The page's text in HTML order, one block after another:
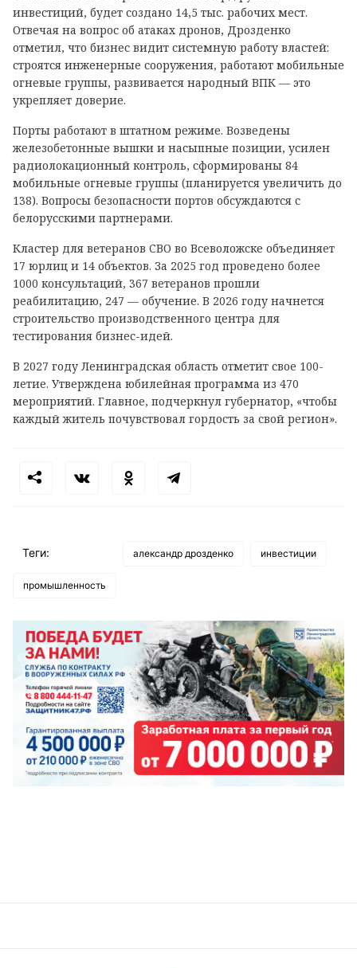
инвестиций, будет создано 14,5 тыс. рабочих мест.
Отвечая на вопрос об атаках дронов, Дрозденко
отметил, что бизнес видит системную работу властей:
строятся инженерные сооружения, работают мобильные
огневые группы, развивается народный ВПК — это
укрепляет доверие.
Порты работают в штатном режиме. Возведены
железобетонные вышки и насыпные позиции, усилен
радиолокационный контроль, сформированы 84
мобильные огневые группы (планируется увеличить до
138). Вопросы безопасности портов обсуждаются с
белорусскими партнерами.
Кластер для ветеранов СВО во Всеволожске объединяет
17 юрлиц и 14 объектов. За 2025 год проведено более
1000 консультаций, 367 ветеранов прошли
реабилитацию, 247 — обучение. В 2026 году начнется
строительство производственного центра для
тестирования бизнес-идей.
В 2027 году Ленинградская область отметит свое 100-
летие. Утверждена юбилейная программа из 470
мероприятий. Главное, подчеркнул губернатор, «чтобы
каждый житель почувствовал гордость за свой регион».
Теги: александр дрозденко инвестиции
промышленность